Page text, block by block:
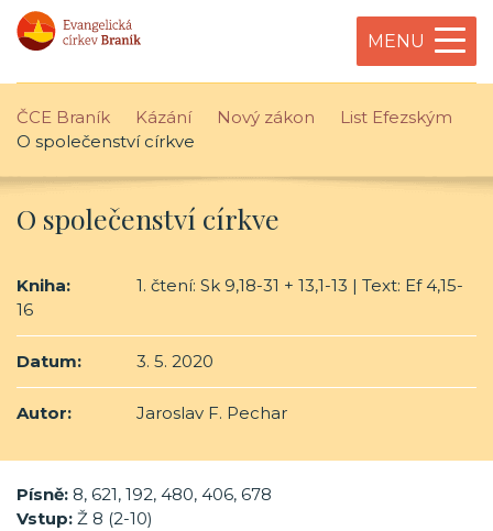
MENU
ČCE Braník Kázání Nový zákon
List Efezským
O společenství církve
O společenství církve
Kniha:
1. čtení: Sk 9,18-31 + 13,1-13 | Text: Ef 4,15-
16
Datum: 3. 5. 2020
Autor: Jaroslav F. Pechar
Písně: 8, 621, 192, 480, 406, 678
Vstup: Ž 8 (2-10)